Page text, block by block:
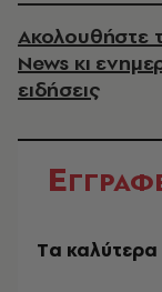
Ακολουθήστε
News κι
ειδήσεις
Ε
Tα